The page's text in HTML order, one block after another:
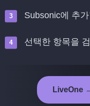
Subsonic에 추
선택한 항목을
LiveOne